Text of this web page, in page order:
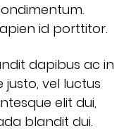
id porttitor.
dapibus ac in
vel luctus
elit dui,
blandit dui.